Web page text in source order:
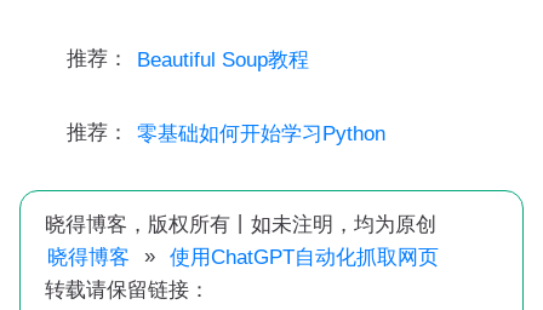
推荐： Beautiful Soup教程
推荐： 零基础如何开始学习Python
晓得博客，版权所有丨如未注明，均为原创
晓得博客
»
使用ChatGPT自动化抓取网页
转载请保留链接：